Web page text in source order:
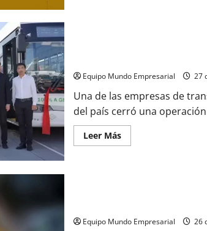
Equipo Mundo Empresarial 27
Una de las empresas de
del país cerró una
Leer MásLeer
más
producir
Equipo Mundo Empresarial 26